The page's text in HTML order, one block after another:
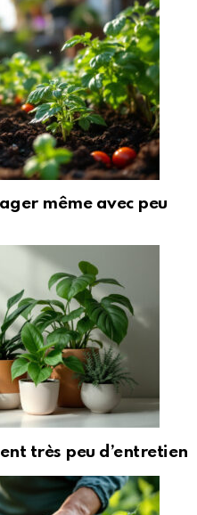
même avec peu
très peu d’entretien